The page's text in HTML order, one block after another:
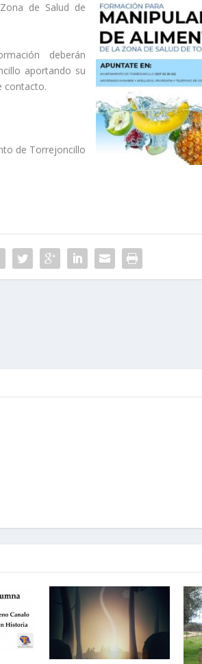
de Salud de
deberán
aportando su
contacto.
de Torrejoncillo